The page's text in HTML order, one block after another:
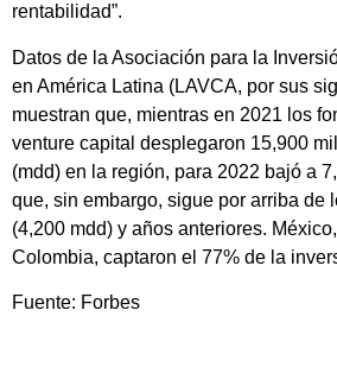
rentabilidad”.
Datos de la Asociación para la
en América Latina (LAVCA, por sus
muestran que, mientras en 2021 los
venture capital desplegaron 15,900
(mdd) en la región, para 2022 bajó a
que, sin embargo, sigue por arriba de
(4,200 mdd) y años anteriores.
Colombia, captaron el 77% de la
Fuente: Forbes